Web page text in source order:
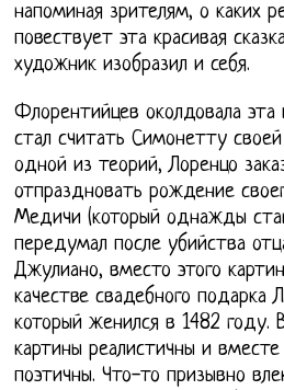
напоминая зрителям, о каких
повествует эта красивая
художник изобразил и себя.
Флорентийцев околдовала эта
стал считать Симонетту своей
одной из теорий, Лоренцо
отпраздновать рождение
Медичи (который однажды
передумал после убийства
Джулиано, вместо этого
качестве свадебного подарка
который женился в 1482 году.
картины реалистичны и
поэтичны. Что-то призывно